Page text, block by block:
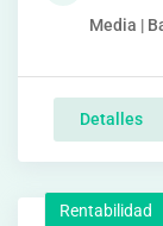
Media |
Detalles
Rentabilidad